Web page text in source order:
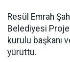
Resül Emrah
Belediyesi
kurulu başkanı
yürüttü.